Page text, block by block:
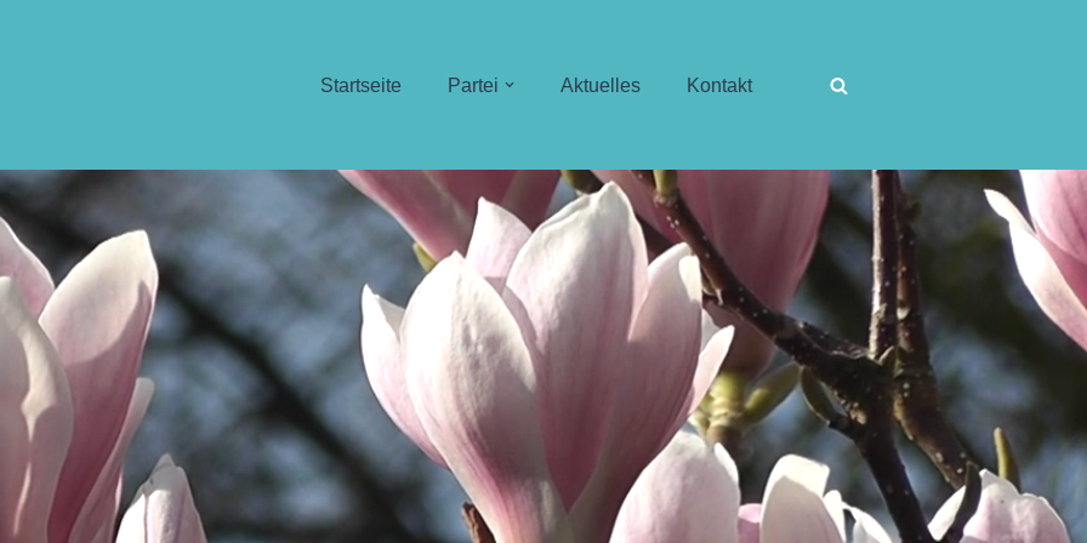
Startseite Partei Aktuelles Kontakt